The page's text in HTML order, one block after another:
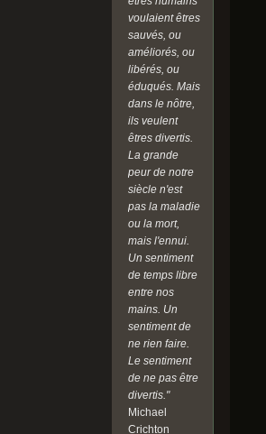
voulaient êtres
sauvés, ou
améliorés, ou
libérés, ou
éduqués. Mais
dans le nôtre,
ils veulent
êtres divertis.
La grande
peur de notre
siècle n'est
pas la maladie
ou la mort,
mais l'ennui.
Un sentiment
de temps libre
entre nos
mains. Un
sentiment de
ne rien faire.
Le sentiment
de ne pas être
divertis."
Michael
Crichton